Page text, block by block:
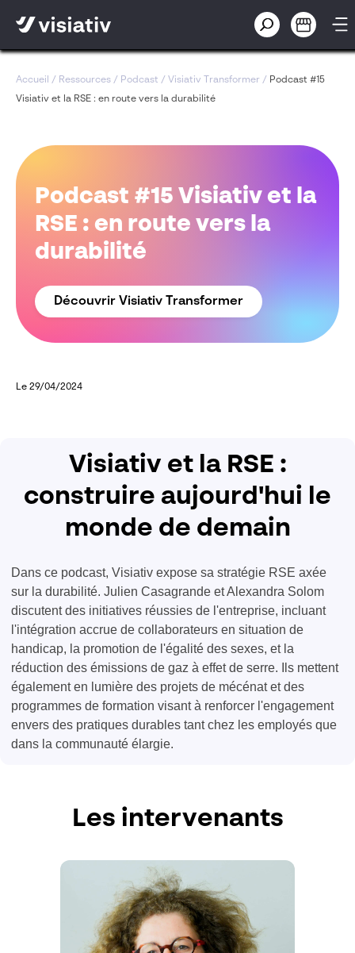
Accueil / Ressources / Podcast / Visiativ Transformer / Podcast #15
Visiativ et la RSE : en route vers la durabilité
Podcast #15 Visiativ et la
RSE : en route vers la
durabilité
Découvrir Visiativ Transformer
Le 29/04/2024
Visiativ et la RSE :
construire aujourd'hui le
monde de demain
Dans ce podcast, Visiativ expose sa stratégie RSE axée
sur la durabilité. Julien Casagrande et Alexandra Solom
discutent des initiatives réussies de l'entreprise, incluant
l'intégration accrue de collaborateurs en situation de
handicap, la promotion de l'égalité des sexes, et la
réduction des émissions de gaz à effet de serre. Ils mettent
également en lumière des projets de mécénat et des
programmes de formation visant à renforcer l'engagement
envers des pratiques durables tant chez les employés que
dans la communauté élargie.
Les intervenants